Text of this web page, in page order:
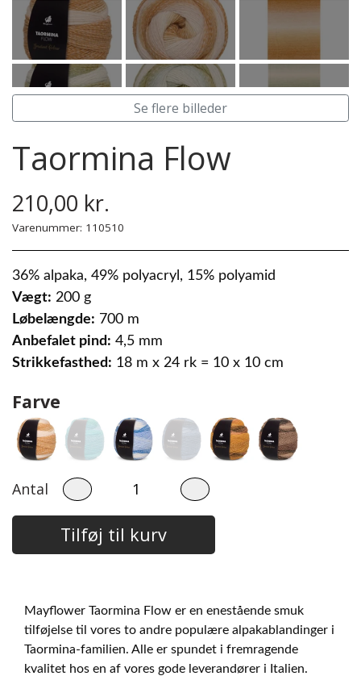
Bomuld 8/4
Easy Care
Herre
Børn
Diverse
Steinbach Pinde
Tilbehør
Garnskåle
Projektposer
Selskabstasker
Se flere billeder
Taormina Flow
210,00 kr.
Varenummer: 110510
36% alpaka, 49% polyacryl, 15% polyamid
Vægt: 200 g
Løbelængde: 700 m
Anbefalet pind: 4,5 mm
Strikkefasthed: 18 m x 24 rk = 10 x 10 cm
Farve
Antal
Tilføj til kurv
Mayflower Taormina Flow er en enestående smuk
tilføjelse til vores to andre populære alpakablandinger i
Taormina-familien. Alle er spundet i fremragende
kvalitet hos en af vores gode leverandører i Italien.